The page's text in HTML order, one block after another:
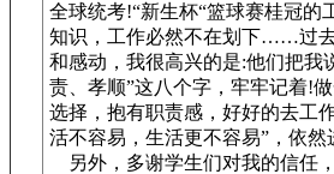
全球统考!“新生杯“篮球赛桂冠的
知识，工作必然不在划下……过
和感动，我很高兴的是:他们把我
责、孝顺”这八个字，牢牢记着!
选择，抱有职责感，好好的去工
活不容易，生活更不容易”，依然
另外，多谢学生们对我的信任